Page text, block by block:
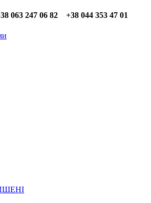
063 247 06 82 +38 044 353 47 01